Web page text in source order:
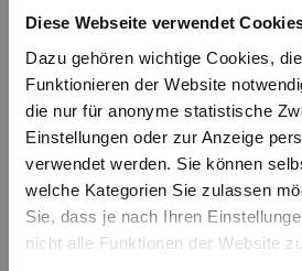
Diese Webseite verwendet
Dazu gehören wichtige Cookies,
Funktionieren der Website
die nur für anonyme statistische
Einstellungen oder zur Anzeige
verwendet werden. Sie können
welche Kategorien Sie zulassen
Sie, dass je nach Ihren
nicht alle Funktionen der Website
Tickets
CHF 20